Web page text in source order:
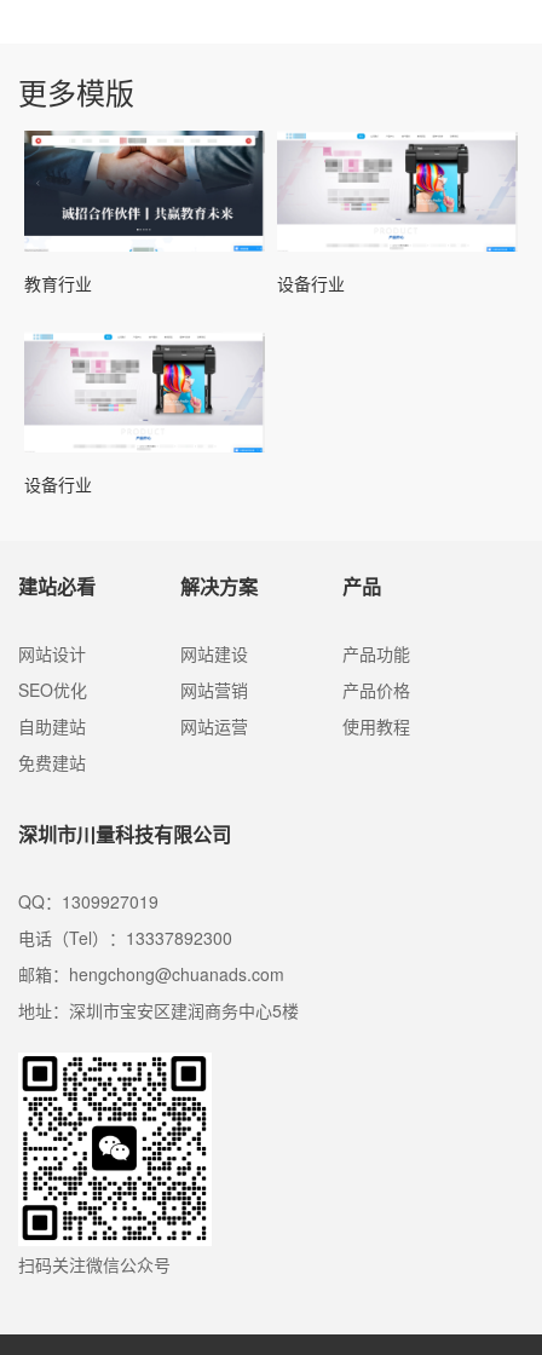
更多模版
教育行业 设备行业
设备行业
建站必看
网站设计
SEO优化
自助建站
免费建站
解决方案
网站建设
网站营销
网站运营
产品
产品功能
产品价格
使用教程
深圳市川量科技有限公司
QQ：1309927019
电话（Tel）：13337892300
邮箱：hengchong@chuanads.com
地址：深圳市宝安区建润商务中心5楼
扫码关注微信公众号